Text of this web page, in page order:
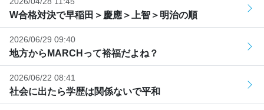
W合格対決で早稲田＞慶應＞上智＞明治の順
2026/06/29 09:40
地方からMARCHって裕福だよね？
2026/06/22 08:41
社会に出たら学歴は関係ないで平和